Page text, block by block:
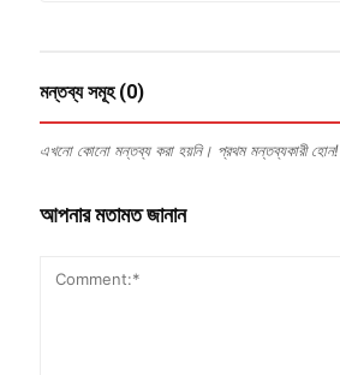
মন্তব্য সমূহ (0)
এখনো কোনো মন্তব্য করা হয়নি। প্রথম মন্তব্যকারী হোন!
আপনার মতামত জানান